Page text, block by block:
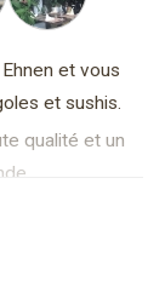
et vous
et sushis.
qualité et un